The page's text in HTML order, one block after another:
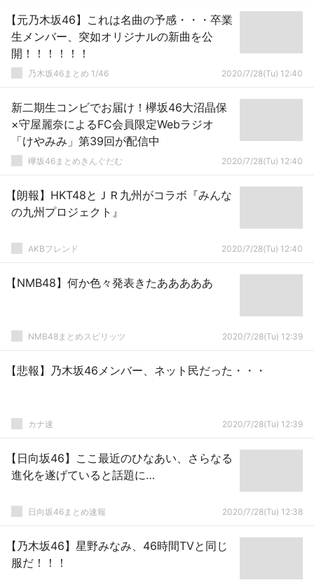
【元乃木坂46】これは名曲の予感・・・卒業
生メンバー、突如オリジナルの新曲を公
開！！！！！！
乃木坂46まとめ 1/46 2020/7/28(Tu) 12:40
新二期生コンビでお届け！欅坂46大沼晶保
×守屋麗奈によるFC会員限定Webラジオ
「けやみみ」第39回が配信中
欅坂46まとめきんぐだむ 2020/7/28(Tu) 12:40
【朗報】HKT48とＪＲ九州がコラボ『みんな
の九州プロジェクト』
AKBフレンド 2020/7/28(Tu) 12:40
【NMB48】何か色々発表きたあああああ
NMB48まとめスピリッツ 2020/7/28(Tu) 12:39
【悲報】乃木坂46メンバー、ネット民だった・・・
カナ速 2020/7/28(Tu) 12:39
【日向坂46】ここ最近のひなあい、さらなる
進化を遂げていると話題に…
日向坂46まとめ速報 2020/7/28(Tu) 12:38
【乃木坂46】星野みなみ、46時間TVと同じ
服だ！！！